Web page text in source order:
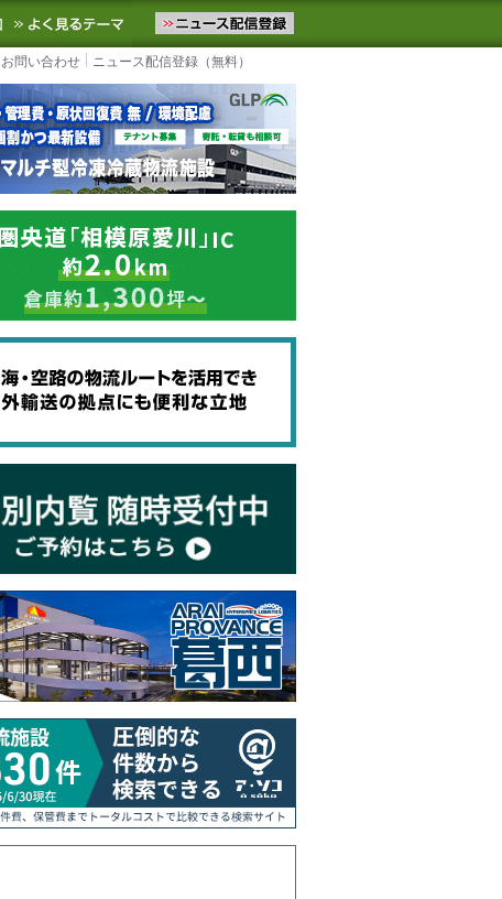
ュースをお届けします。物流ニュースメール配信を登録す
お気に入りに追加 よく見るテーマ
問い合わせ ニュース配信登録（無料）